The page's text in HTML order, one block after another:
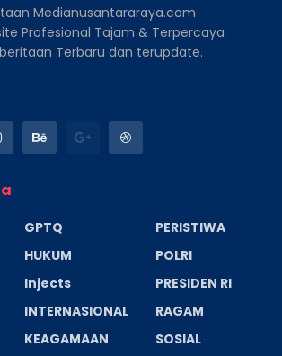
Medianusantararaya.com
Profesional Tajam & Terpercaya
Terbaru dan terupdate.
GPTQ
HUKUM
Injects
INTERNASIONAL
KEAGAMAAN
PERISTIWA
POLRI
PRESIDEN RI
RAGAM
SOSIAL